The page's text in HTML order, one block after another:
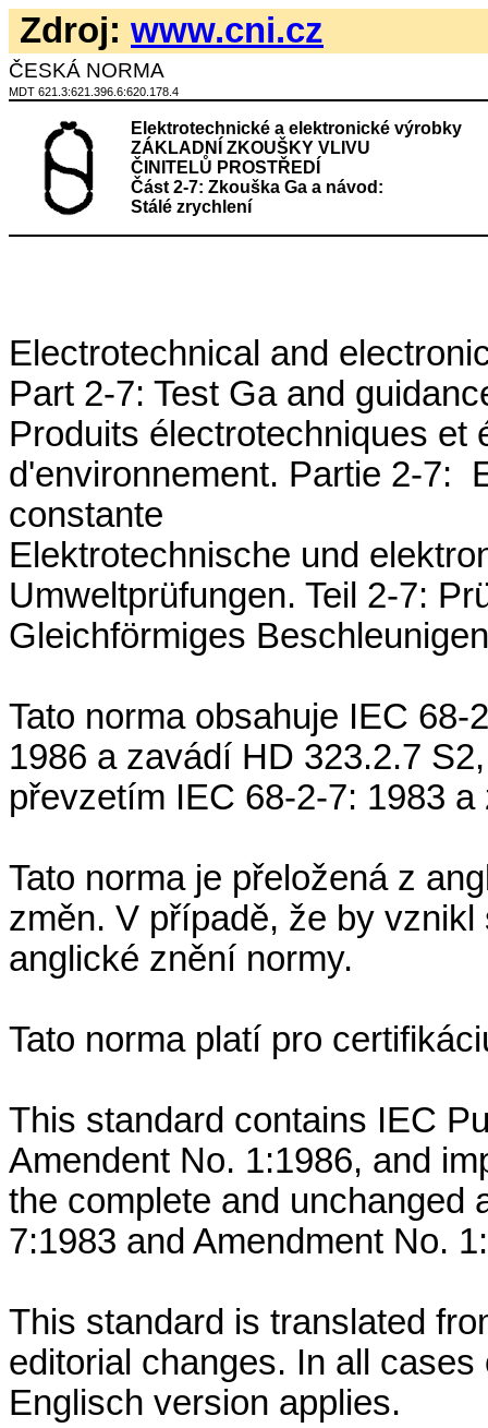
Zdroj: www.cni.cz
ČESKÁ NORMA
MDT 621.3:621.396.6:620.178.4
Elektrotechnické a elektronické výrobky
ZÁKLADNÍ ZKOUŠKY VLIVU
ČINITELŮ PROSTŘEDÍ
Část 2-7: Zkouška Ga a návod:
Stálé zrychlení
Electrotechnical and
Part 2-7: Test Ga and
Produits électrotechniques et
d'environnement. Partie 2-7:
constante
Elektrotechnische und
Umweltprüfungen. Teil 2-7:
Gleichförmiges Beschleunigen
Tato norma obsahuje IEC
1986 a zavádí HD 323.2.7
převzetím IEC 68-2-7: 1983
Tato norma je přeložená z
změn. V případě, že by
anglické znění normy.
Tato norma platí pro
This standard contains IEC
Amendent No. 1:1986, and
the complete and unchanged
7:1983 and Amendment No.
This standard is translated
editorial changes. In all
Englisch version applies.